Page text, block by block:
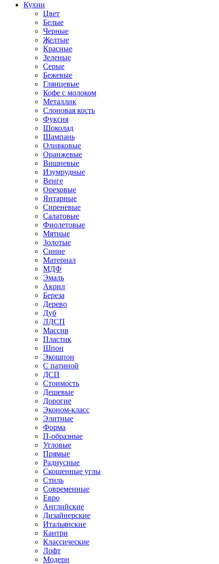
Кухни
Цвет
Белые
Черные
Желтые
Красные
Зеленые
Серые
Бежевые
Глянцевые
Кофе с молоком
Металлик
Слоновая кость
Фуксия
Шоколад
Шампань
Оливковые
Оранжевые
Вишневые
Изумрудные
Венге
Ореховые
Янтарные
Сиреневые
Салатовые
Фиолетовые
Мятные
Золотые
Синие
Материал
МДФ
Эмаль
Акрил
Береза
Дерево
Дуб
ЛДСП
Массив
Пластик
Шпон
Экошпон
С патиной
ДСП
Стоимость
Дешевые
Дорогие
Эконом-класс
Элитные
Форма
П-образные
Угловые
Прямые
Радиусные
Скошенные углы
Стиль
Современные
Евро
Английские
Дизайнерские
Итальянские
Кантри
Классические
Лофт
Модерн